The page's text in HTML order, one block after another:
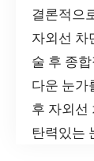
결론적으
자외선 차
술 후 종
다운 눈가
후 자외선
탄력있는